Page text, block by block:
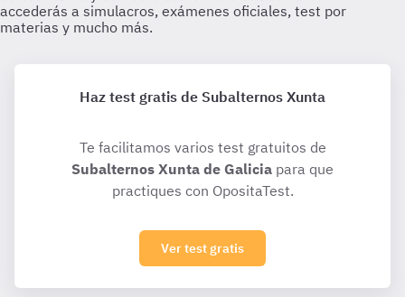
Haz test gratis de Subalternos Xunta
Te facilitamos varios test gratuitos de
Subalternos Xunta de Galicia para que
practiques con OpositaTest.
Ver test gratis